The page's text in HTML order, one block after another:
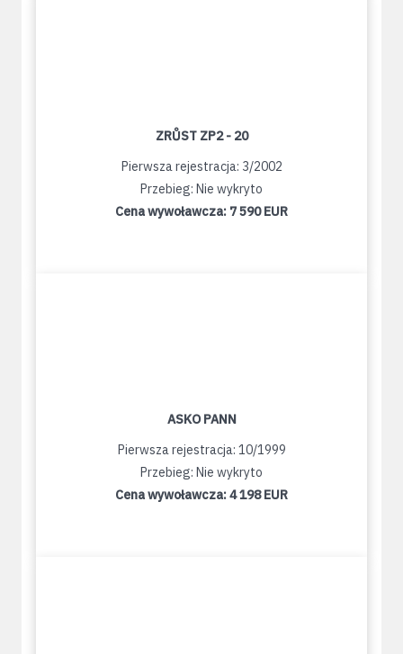
ZRŮST ZP2 - 20
Pierwsza rejestracja: 3/2002
Przebieg: Nie wykryto
Cena wywoławcza: 7 590 EUR
ASKO PANN
Pierwsza rejestracja: 10/1999
Przebieg: Nie wykryto
Cena wywoławcza:4 198 EUR